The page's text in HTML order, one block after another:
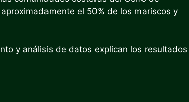
el 50% de los mariscos y
y análisis de datos explican los resultados